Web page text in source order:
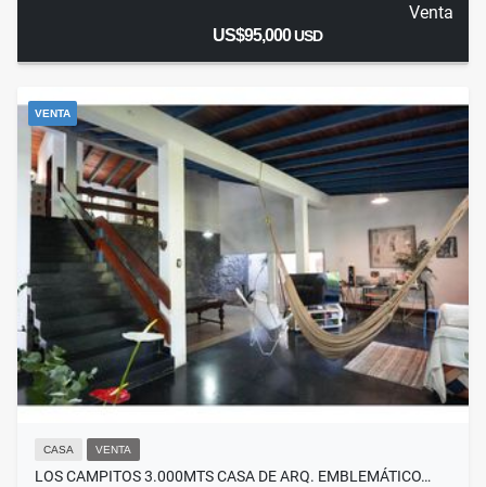
Venta
US$95,000USD
VENTA
CASA VENTA
LOS CAMPITOS 3.000MTS CASA DE ARQ. EMBLEMÁTICO…